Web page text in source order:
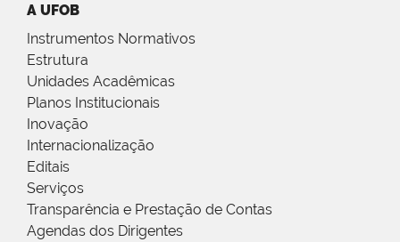
A UFOB
Instrumentos Normativos
Estrutura
Unidades Acadêmicas
Planos Institucionais
Inovação
Internacionalização
Editais
Serviços
Transparência e Prestação de Contas
Agendas dos Dirigentes